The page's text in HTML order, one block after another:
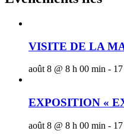
VISITE DE LA
août 8 @ 8 h 00 min -
EXPOSITION «
août 8 @ 8 h 00 min -